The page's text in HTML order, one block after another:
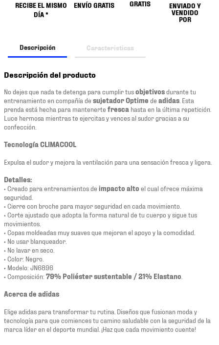
RECIBE EL MISMO
DÍA *
ENVÍO GRATIS
GRATIS
ENVIADO Y
VENDIDO
POR
Descripción Características
Descripción del producto
No dejes que nada te detenga para cumplir tusobjetivosdurante tu
entrenamiento en compañía de sujetador Optime de adidas . Esta
prenda está hecha para mantenerte fresca hasta en la última repetición.
Luce hermosa mientras te ejercitas y vences al sudor gracias a su
confección.
Tecnología CLIMACOOL
Expulsa el sudor y mejora la ventilación para una sensación fresca y ligera.
Detalles:
• Creado para entrenamientos de impacto alto el cual ofrece máxima
seguridad.
• Cierre con broche para mayor seguridad en cada movimiento.
• Corte ajustado que adopta la forma natural de tu cuerpo y sigue tus
movimientos.
• Copas moldeadas muy suaves que mejoran el apoyo y la comodidad.
• No usar blanqueador.
• No lavar en seco.
• Color: Negro.
• Modelo: JN6896
• Composición: 79% Poliéster sustentable / 21% Elastano
Acerca de adidas
Elige adidas para transformar tu rutina. Diseños que fusionan moda y
tecnología para que comiences tu camino saludable con la seguridad de la
marca líder en el deporte mundial. ¡Haz que cada movimiento cuente!